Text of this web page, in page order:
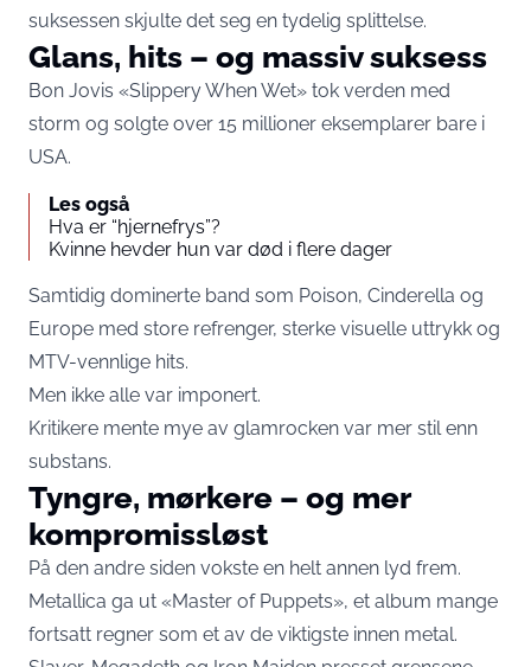
suksessen skjulte det seg en tydelig splittelse.
Glans, hits – og massiv suksess
Bon Jovis «Slippery When Wet» tok verden med
storm og solgte over 15 millioner eksemplarer bare i
USA.
Les også
Hva er “hjernefrys”?
Kvinne hevder hun var død i flere dager
Samtidig dominerte band som Poison, Cinderella og
Europe med store refrenger, sterke visuelle uttrykk og
MTV-vennlige hits.
Men ikke alle var imponert.
Kritikere mente mye av glamrocken var mer stil enn
substans.
Tyngre, mørkere – og mer
kompromissløst
På den andre siden vokste en helt annen lyd frem.
Metallica ga ut «Master of Puppets», et album mange
fortsatt regner som et av de viktigste innen metal.